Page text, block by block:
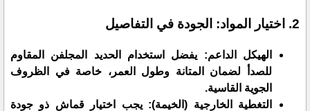
​2. اختيار المواد: الجودة في التفاصيل
​الهيكل الداعم: يفضل استخدام الحديد المجلفن المقاوم
للصدأ لضمان المتانة وطول العمر، خاصة في الظروف
الجوية القاسية.
​التغطية الخارجية (الخيمة): يجب اختيار قماش ذو جودة